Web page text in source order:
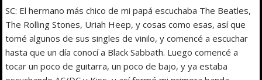
SC: El hermano más chico de mi papá escuchaba The Beatles,
The Rolling Stones, Uriah Heep, y cosas como esas, así que
tomé algunos de sus singles de vinilo, y comencé a escuchar
hasta que un día conocí a Black Sabbath. Luego comencé a
tocar un poco de guitarra, un poco de bajo, y ya estaba